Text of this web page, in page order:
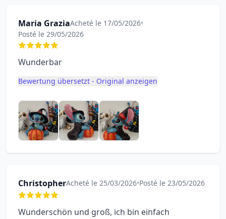
Maria GraziaAcheté le 17/05/2026•
Posté le 29/05/2026
Wunderbar
Bewertung übersetzt - Original anzeigen
ChristopherAcheté le 25/03/2026•Posté le 23/05/2026
Wunderschön und groß, ich bin einfach